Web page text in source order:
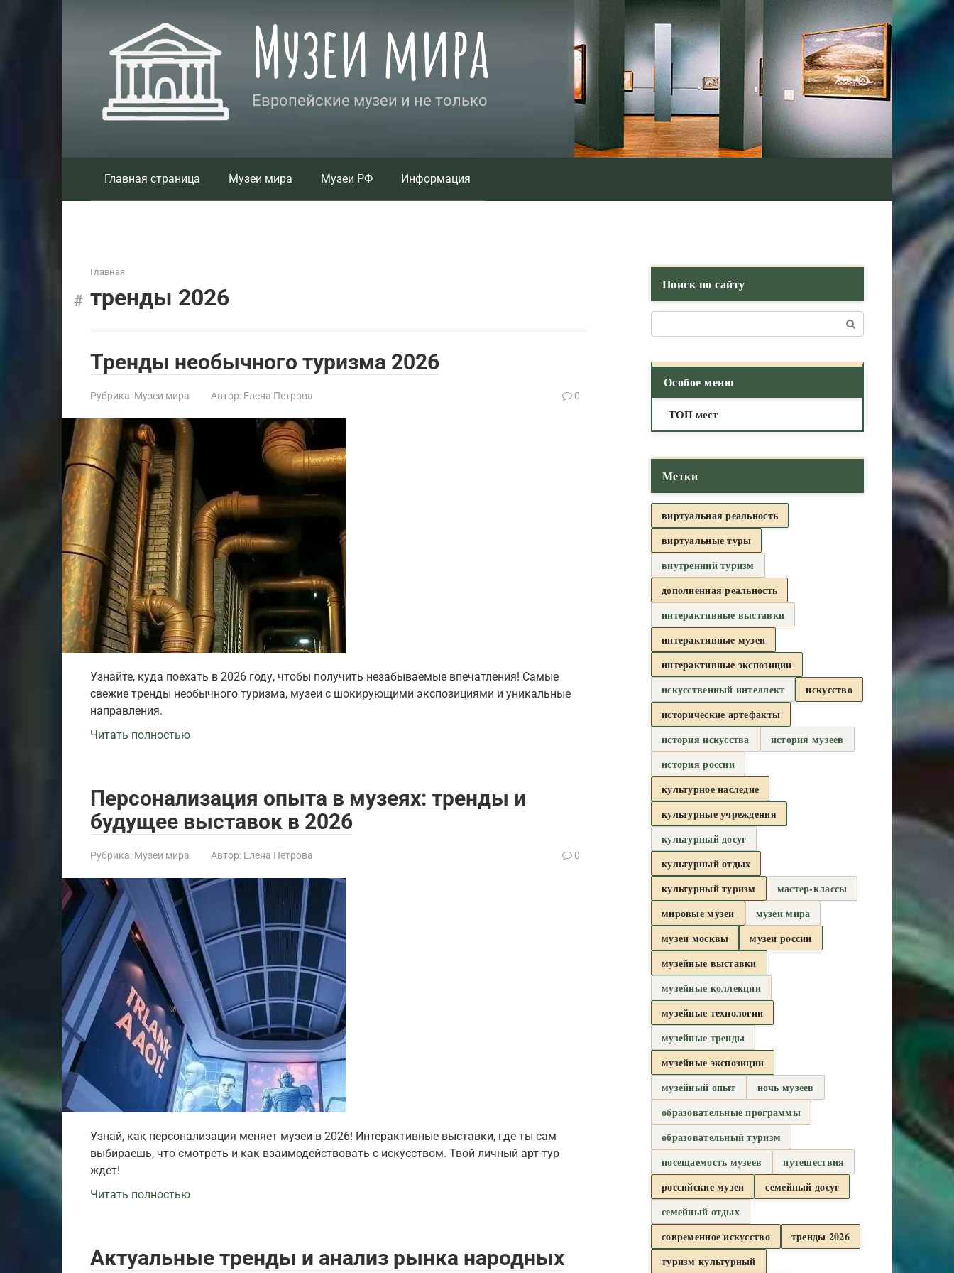
Музеи мира
Европейские музеи и не только
Главная страница Музеи мира Музеи РФ Информация
Главная
тренды 2026
Тренды необычного туризма 2026
Рубрика: Музеи мира Автор: Елена Петрова 0
Узнайте, куда поехать в 2026 году, чтобы получить незабываемые впечатления! Самые
свежие тренды необычного туризма, музеи с шокирующими экспозициями и уникальные
направления.
Читать полностью
Персонализация опыта в музеях: тренды и
будущее выставок в 2026
Рубрика: Музеи мира Автор: Елена Петрова 0
Узнай, как персонализация меняет музеи в 2026! Интерактивные выставки, где ты сам
выбираешь, что смотреть и как взаимодействовать с искусством. Твой личный арт-тур
ждет!
Читать полностью
Актуальные тренды и анализ рынка народных
Поиск по сайту
Особое меню
ТОП мест
Метки
виртуальная реальность
виртуальные туры
внутренний туризм
дополненная реальность
интерактивные выставки
интерактивные музеи
интерактивные экспозиции
искусственный интеллект
искусство
исторические артефакты
история искусства
история музеев
история россии
культурное наследие
культурные учреждения
культурный досуг
культурный отдых
культурный туризм
мастер-классы
мировые музеи
музеи мира
музеи москвы
музеи россии
музейные выставки
музейные коллекции
музейные технологии
музейные тренды
музейные экспозиции
музейный опыт
ночь музеев
образовательные программы
образовательный туризм
посещаемость музеев
путешествия
российские музеи
семейный досуг
семейный отдых
современное искусство
тренды 2026
туризм культурный